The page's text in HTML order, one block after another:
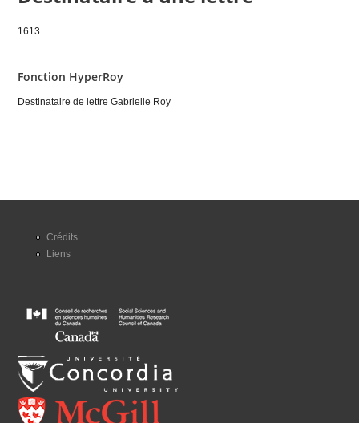
1613
Fonction HyperRoy
Destinataire de lettre Gabrielle Roy
Crédits
Liens